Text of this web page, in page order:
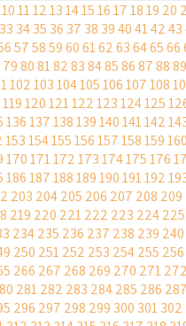
10111213141516171819 20
33 3435 36 37 38 3940414243
57585960616263646566
7980818283848586878889
102103104105106107108
119120121122123124125
136137138139140141142
153154155156157158159160
170171172173174175176
186187188189190191192
203 204205 206 207 208 209
219 220 221222 223 224225
234235 236 237 238 239 240
250 251252 253 254255 256
266 267 268 269 270 271272
281282 283 284285 286 287
296 297 298 299 300 301302